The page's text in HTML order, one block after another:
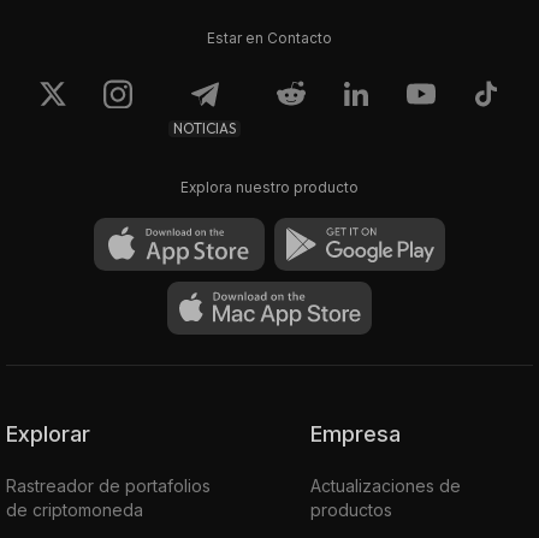
Estar en Contacto
NOTICIAS
Explora nuestro producto
Explorar
Rastreador de portafolios
de criptomoneda
Empresa
Actualizaciones de
productos